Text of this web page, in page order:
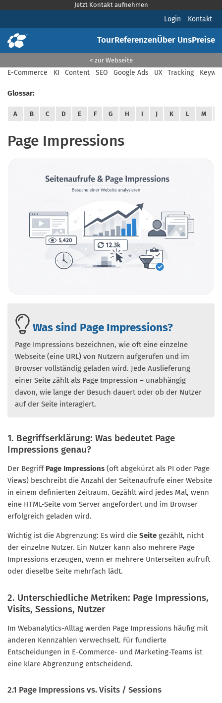
Jetzt Kontakt aufnehmen
Login Kontakt
TourReferenzenÜber UnsPreise
< zur Webseite
E-Commerce KI Content SEO Google Ads UX Tracking
Glossar:
A B C D E F G H I J K L M
Page Impressions
Was sind Page Impressions?
Page Impressions bezeichnen, wie oft eine einzelne
Webseite (eine URL) von Nutzern aufgerufen und im
Browser vollständig geladen wird. Jede Auslieferung
einer Seite zählt als Page Impression – unabhängig
davon, wie lange der Besuch dauert oder ob der Nutzer
auf der Seite interagiert.
1. Begriffserklärung: Was bedeutet Page
Impressions genau?
Der Begriff Page Impressions (oft abgekürzt als PI oder Page
Views) beschreibt die Anzahl der Seitenaufrufe einer Website
in einem definierten Zeitraum. Gezählt wird jedes Mal, wenn
eine HTML-Seite vom Server angefordert und im Browser
erfolgreich geladen wird.
Wichtig ist die Abgrenzung: Es wird die Seite gezählt, nicht
der einzelne Nutzer. Ein Nutzer kann also mehrere Page
Impressions erzeugen, wenn er mehrere Unterseiten aufruft
oder dieselbe Seite mehrfach lädt.
2. Unterschiedliche Metriken: Page Impressions,
Visits, Sessions, Nutzer
Im Webanalytics-Alltag werden Page Impressions häufig mit
anderen Kennzahlen verwechselt. Für fundierte
Entscheidungen in E-Commerce- und Marketing-Teams ist
eine klare Abgrenzung entscheidend.
2.1 Page Impressions vs. Visits / Sessions